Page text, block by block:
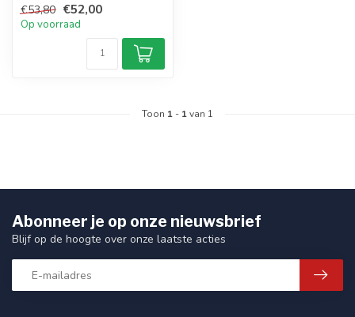
€53,80 €52,00
Op voorraad
Toon 1 - 1van 1
Abonneer je op onze nieuwsbrief
Blijf op de hoogte over onze laatste acties